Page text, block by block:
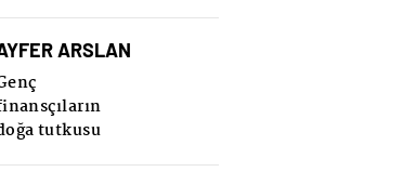
ARSLAN
tutkusu